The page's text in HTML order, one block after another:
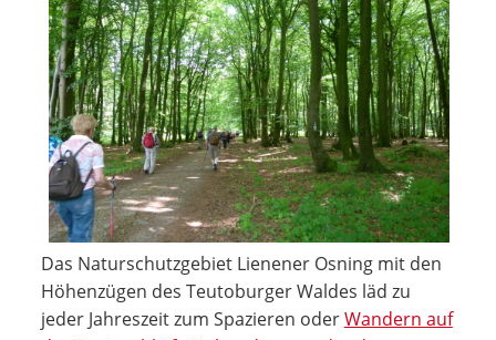
Das Naturschutzgebiet Lienener Osning mit den
Höhenzügen des Teutoburger Waldes läd zu
jeder Jahreszeit zum Spazieren oderWandern auf